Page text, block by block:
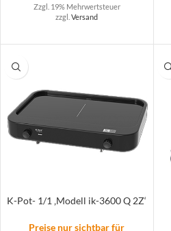
Zzgl. 19% Mehrwertsteuer
zzgl.Versand
K-Pot- 1/1 ‚Modell ik-3600 Q 2Z‘
Preise nur sichtbar für